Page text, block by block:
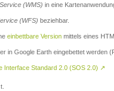
(WMS) in eine
(WFS) beziehbar.
einbettbare Version mittels eines
in Google Earth eingebettet werden
Standard 2.0 (SOS 2.0) ↗